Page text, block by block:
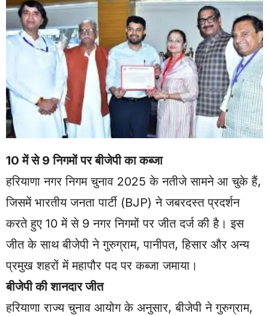
10 में से 9 निगमों पर बीजेपी का कब्जा
हरियाणा नगर निगम चुनाव 2025 के नतीजे सामने आ चुके हैं,
जिसमें भारतीय जनता पार्टी (BJP) ने जबरदस्त प्रदर्शन
करते हुए 10 में से 9 नगर निगमों पर जीत दर्ज की है। इस
जीत के साथ बीजेपी ने गुरुग्राम, पानीपत, हिसार और अन्य
प्रमुख शहरों में महापौर पद पर कब्जा जमाया।
बीजेपी की शानदार जीत
हरियाणा राज्य चुनाव आयोग के अनुसार, बीजेपी ने गुरुग्राम,